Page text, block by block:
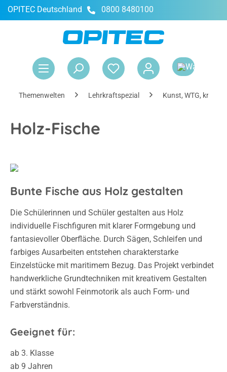
springen
OPITEC Deutschland 0800 8480100
Themenwelten Lehrkraftspezial Kunst, WTG,
Holz-Fische
Bunte Fische aus Holz gestalten
Die Schülerinnen und Schüler gestalten aus Holz
individuelle Fischfiguren mit klarer Formgebung und
fantasievoller Oberfläche. Durch Sägen, Schleifen und
farbiges Ausarbeiten entstehen charakterstarke
Einzelstücke mit maritimem Bezug. Das Projekt verbindet
handwerkliche Grundtechniken mit kreativem Gestalten
und stärkt sowohl Feinmotorik als auch Form- und
Farbverständnis.
Geeignet für:
ab 3. Klasse
ab 9 Jahren